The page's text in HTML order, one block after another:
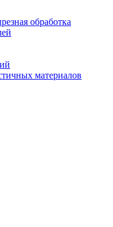
обработка
материалов